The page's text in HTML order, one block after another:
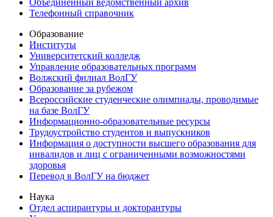
Объединенный ведомственный архив
Телефонный справочник
Образование
Институты
Университетский колледж
Управление образовательных программ
Волжский филиал ВолГУ
Образование за рубежом
Всероссийские студенческие олимпиады, проводимые
на базе ВолГУ
Информационно-образовательные ресурсы
Трудоустройство студентов и выпускников
Информация о доступности высшего образования для
инвалидов и лиц с ограниченными возможностями
здоровья
Перевод в ВолГУ на бюджет
Наука
Отдел аспирантуры и докторантуры